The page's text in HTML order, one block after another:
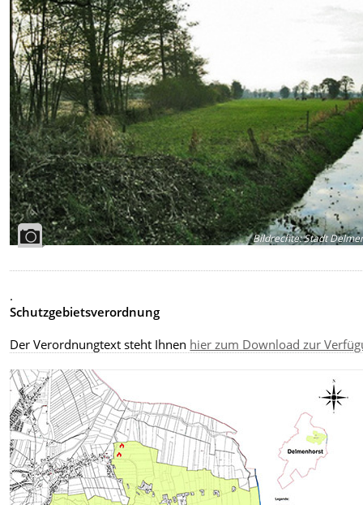
Bildrechte:Stadt
.
Schutzgebietsverordnung
Der Verordnungtext steht Ihnen hier zum Download zur